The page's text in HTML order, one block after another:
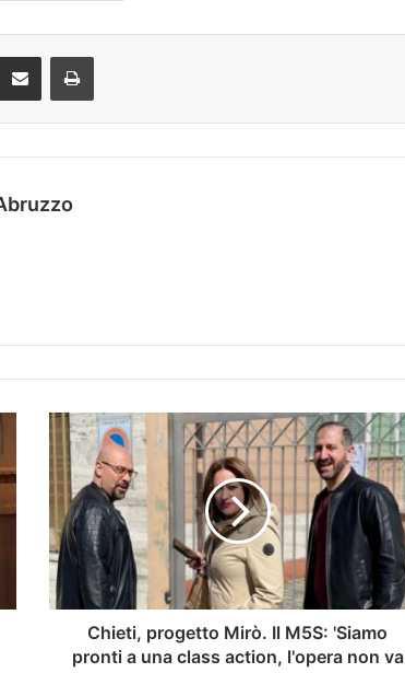
Chieti, progetto Mirò. Il M5S: 'Siamo
pronti a una class action, l'opera non va